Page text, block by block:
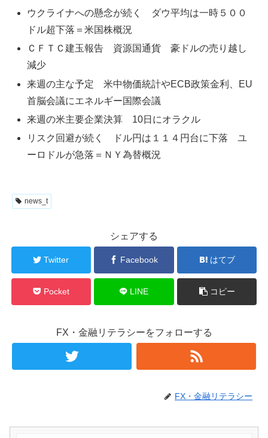
ウクライナへの懸念が続く ダウ平均は一時５００
ドル超下落＝米国株概況
ＣＦＴＣ建玉報告 資源国通貨 豪ドルの売り越し
減少
来週の主な予定 米中物価統計やECB政策金利、EU
首脳会議にエネルギー国際会議
来週の米主要企業決算 10日にオラクル
リスク回避が続く ドル円は１１４円台に下落 ユ
ーロドルが急落＝ＮＹ為替概況
news_t
シェアする
Twitter Facebook はてブ
Pocket LINE コピー
FX・金融リテラシーをフォローする
FX・金融リテラシー